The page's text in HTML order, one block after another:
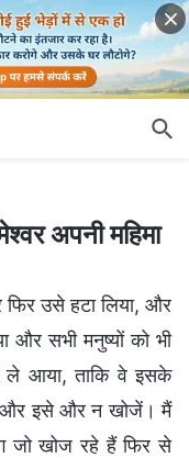
अपनी महिमा
फिर उसे हटा लिया, और
और सभी मनुष्यों को भी
ले आया, ताकि वे इसके
इसे और न खोजें। मैं
जो खोज रहे हैं फिर से